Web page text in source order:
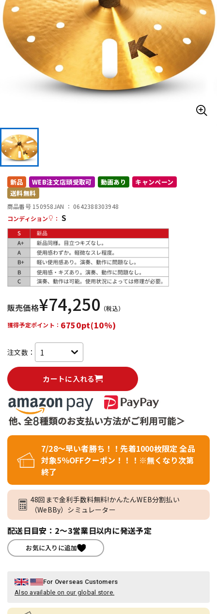
キーボード 電子ピアノ
管楽器 その他楽器
アンプ エフェクター
中古 ヴィンテージ
新品 WEB注文店頭受取可 動画あり
キャンペーン
送料無料
商品番号 150958JAN ： 0642388303948
コンディション
： S
販売価格¥74,250 （税込）
獲得予定ポイント： 6750pt(10%)
注文数：
カートに入れる
7/28～早い者勝ち！！先着1000枚限定 全品
対象5％OFFクーポン！！！※無くなり次第
終了
48回まで金利手数料無料!かんたんWEB分割払い
（WeBBy）シミュレーター
配送日目安：2～3営業日以内に発送予定
お気に入りに追加
For Overseas Customers
Also available on our global store.